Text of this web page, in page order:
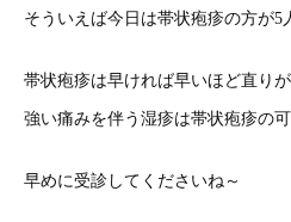
そういえば今日は帯状疱疹の方が5
帯状疱疹は早ければ早いほど直り
強い痛みを伴う湿疹は帯状疱疹の
早めに受診してくださいね～